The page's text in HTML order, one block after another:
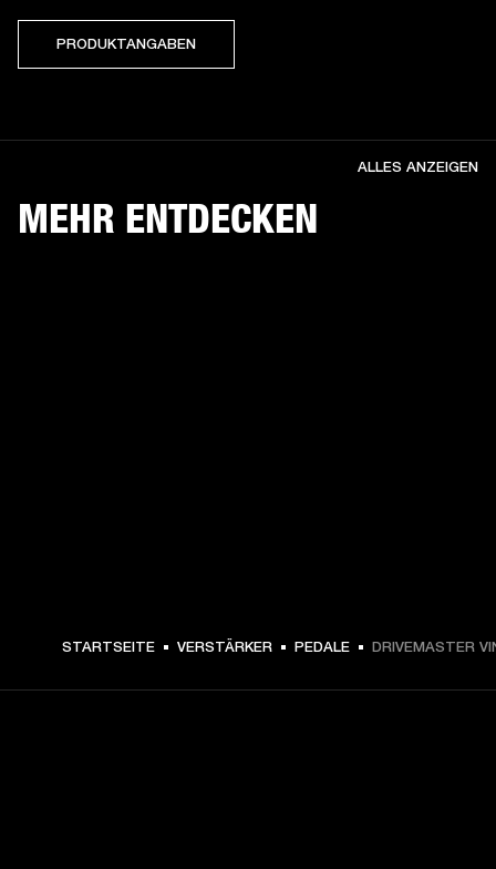
€ 169 -
PRODUKTANGABEN
MEHR ENTDECKEN
ALLES ANZEIGEN
STARTSEITE VERSTÄRKER PEDALE DRIVEMASTER